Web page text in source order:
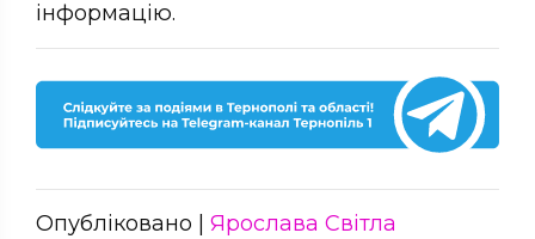
інформацію.
Опубліковано | Ярослава Світла